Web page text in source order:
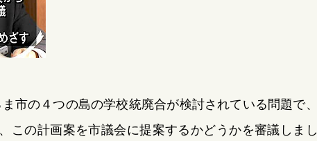
市の４つの島の学校統廃合が検討されている問題で、
この計画案を市議会に提案するかどうかを審議しまし